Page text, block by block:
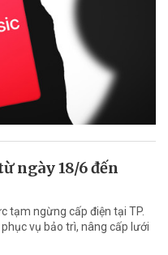
ngày 18/6 đến
tạm ngừng cấp điện tại TP.
vụ bảo trì, nâng cấp lưới